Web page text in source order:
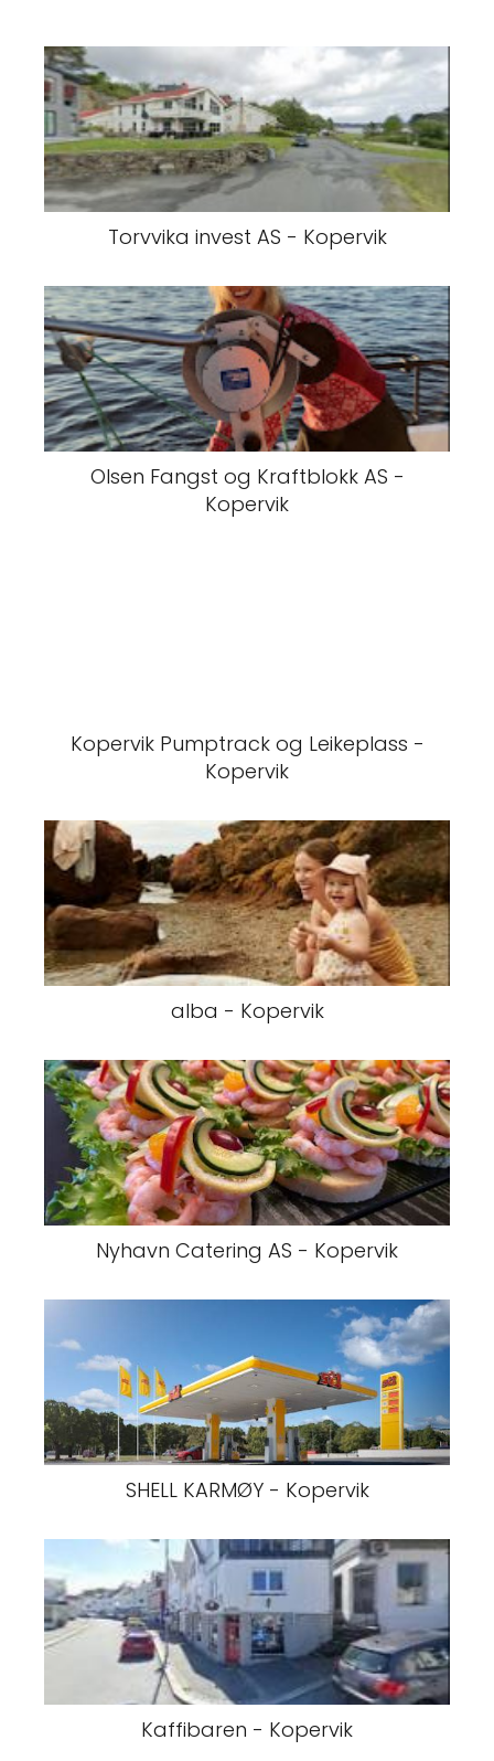
Torvvika invest AS - Kopervik
Olsen Fangst og Kraftblokk AS -
Kopervik
Kopervik Pumptrack og Leikeplass -
Kopervik
alba - Kopervik
Nyhavn Catering AS - Kopervik
SHELL KARMØY - Kopervik
Kaffibaren - Kopervik